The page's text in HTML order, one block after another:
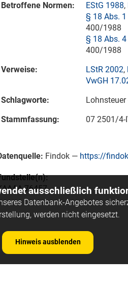
Betroffene Normen:
EStG 1988,
§ 18 Abs.
400/1988
§ 18 Abs.
400/1988
Verweise:
LStR 2002,
VwGH
Schlagworte:
Stammfassung:
07 2501/4-
Findok — https://
76457
ausschließlich
Datenbank-Angebotes
werden nicht eingesetzt.
Hinweis ausblenden